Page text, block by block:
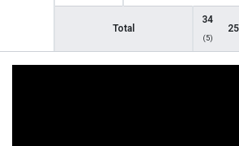
Total
34
(5)